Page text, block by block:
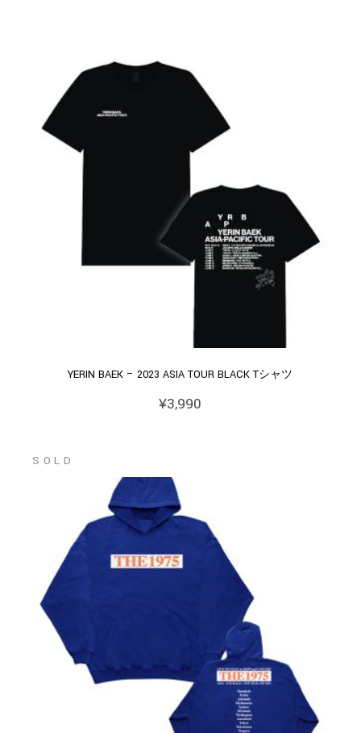
YERIN BAEK – 2023 ASIA TOUR BLACK Tシャツ
¥3,990
SOLD